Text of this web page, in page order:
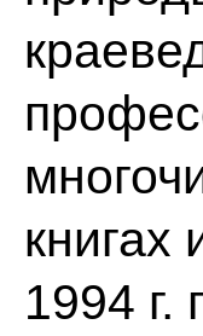
книгах
1994 г.